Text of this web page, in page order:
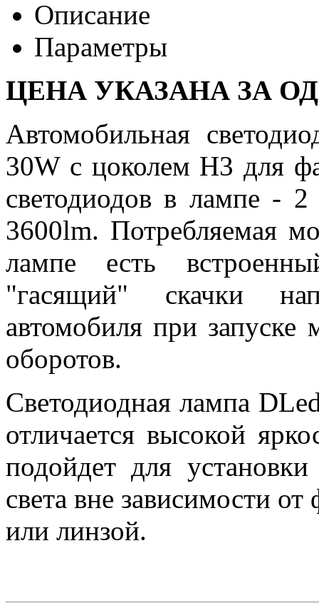
Описание
Параметры
ЦЕНА УКАЗАНА ЗА
Автомобильная
30W с цоколем H3 для
светодиодов в лампе -
3600lm. Потребляемая
лампе есть
"гасящий" скачки
автомобиля при запуске
оборотов.
Светодиодная лампа
отличается высокой
подойдет для
света вне зависимости
или линзой.